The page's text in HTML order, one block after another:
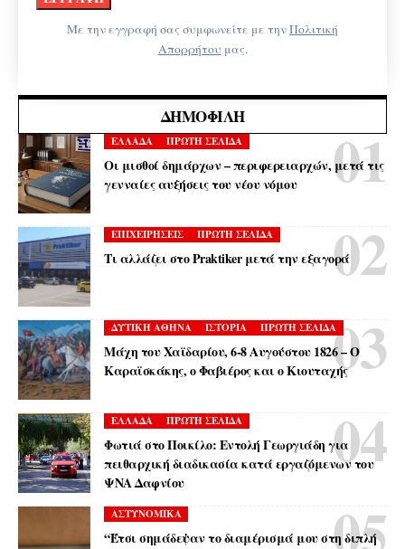
Με την εγγραφή σας συμφωνείτε με τηνΠολιτική
Απορρήτου μας.
ΔΗΜΟΦΙΛΉ
ΕΛΛΑΔΑ ΠΡΩΤΗ ΣΕΛΙΔΑ
Οι μισθοί δημάρχων – περιφερειαρχών, μετά τις
γενναίες αυξήσεις του νέου νόμου
ΕΠΙΧΕΙΡΗΣΕΙΣ ΠΡΩΤΗ ΣΕΛΙΔΑ
Τι αλλάζει στο Praktiker μετά την εξαγορά
ΔΥΤΙΚΗ ΑΘΗΝΑ ΙΣΤΟΡΙΑ ΠΡΩΤΗ ΣΕΛΙΔΑ
Μάχη του Χαϊδαρίου, 6-8 Αυγούστου 1826 – Ο
Καραϊσκάκης, ο Φαβιέρος και ο Κιουταχής
ΕΛΛΑΔΑ ΠΡΩΤΗ ΣΕΛΙΔΑ
Φωτιά στο Ποικίλο: Εντολή Γεωργιάδη για
πειθαρχική διαδικασία κατά εργαζόμενων του
ΨΝΑ Δαφνίου
ΑΣΤΥΝΟΜΙΚΑ
“Έτσι σημάδεψαν το διαμέρισμά μου στη διπλή